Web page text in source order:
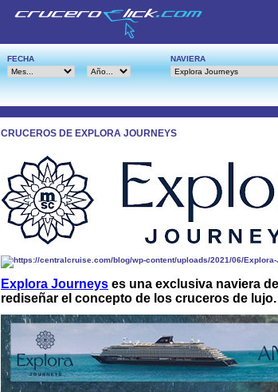
FECHA NAVIERA
CRUCEROS DE EXPLORA JOURNEYS
Explora Journeys es una exclusiva naviera
rediseñar el concepto de los cruceros de lujo.